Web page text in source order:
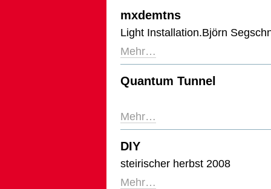
mxdemtns
Light Installation.Björn
Mehr…
Quantum Tunnel
Mehr…
DIY
steirischer herbst 2008
Mehr…